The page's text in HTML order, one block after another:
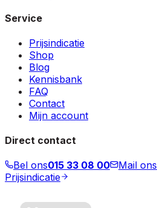
Service
Prijsindicatie
Shop
Blog
Kennisbank
FAQ
Contact
Mijn account
Direct contact
Bel ons015 33 08 00 Mail ons
Prijsindicatie